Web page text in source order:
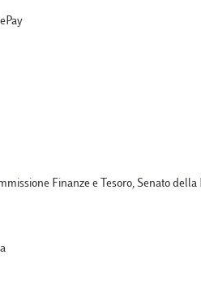
Finanze e Tesoro, Senato